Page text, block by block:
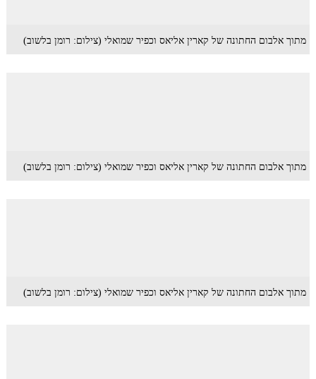
מתוך אלבום החתונה של קארין אליאס וכפיר שמואלי (צילום: רומן בלשוב)
מתוך אלבום החתונה של קארין אליאס וכפיר שמואלי (צילום: רומן בלשוב)
מתוך אלבום החתונה של קארין אליאס וכפיר שמואלי (צילום: רומן בלשוב)